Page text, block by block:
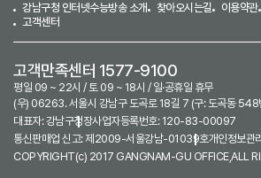
강남구청 인터넷수능방송 소개 찾아오시는길 이용약관
고객센터
(우) 06263. 서울시 강남구 도곡로 18길 7 (구: 도곡동 548
대표자: 강남구청장사업자등록번호: 120-83-00097
통신판매업 신고: 제2009-서울강남-01039호개인정보관
COPYRIGHT(c) 2017 GANGNAM-GU OFFICE,ALL
고객만족센터 1577-9100
평일 09 ~ 22시 / 토 09 ~ 18시 / 일·공휴일 휴무